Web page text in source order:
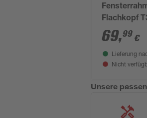
Flachkopf
100 Stück
69,99 €
Lieferung
Nicht
Unsere